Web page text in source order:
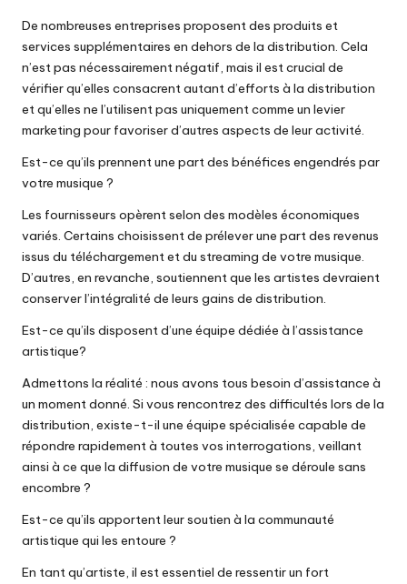
De nombreuses entreprises proposent des produits et
services supplémentaires en dehors de la distribution. Cela
n’est pas nécessairement négatif, mais il est crucial de
vérifier qu’elles consacrent autant d’efforts à la distribution
et qu’elles ne l’utilisent pas uniquement comme un levier
marketing pour favoriser d’autres aspects de leur activité.
Est-ce qu’ils prennent une part des bénéfices engendrés par
votre musique ?
Les fournisseurs opèrent selon des modèles économiques
variés. Certains choisissent de prélever une part des revenus
issus du téléchargement et du streaming de votre musique.
D’autres, en revanche, soutiennent que les artistes devraient
conserver l’intégralité de leurs gains de distribution.
Est-ce qu’ils disposent d’une équipe dédiée à l’assistance
artistique?
Admettons la réalité : nous avons tous besoin d’assistance à
un moment donné. Si vous rencontrez des difficultés lors de la
distribution, existe-t-il une équipe spécialisée capable de
répondre rapidement à toutes vos interrogations, veillant
ainsi à ce que la diffusion de votre musique se déroule sans
encombre ?
Est-ce qu’ils apportent leur soutien à la communauté
artistique qui les entoure ?
En tant qu’artiste, il est essentiel de ressentir un fort